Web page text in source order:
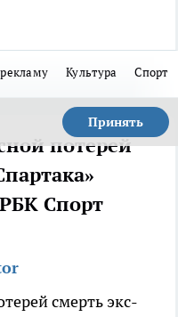
Культура Спорт
Принять
потерей
Спорт
смерть экс-